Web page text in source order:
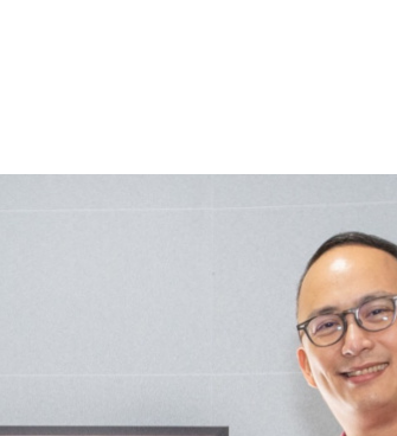
AI 新創基地」，並與經濟部中小企業處
智慧 (AI) 新創產業發展，更將觸角延伸至
強大的產業生態系資源與網路，為
媒合的機會以及與國際接軌的平台。